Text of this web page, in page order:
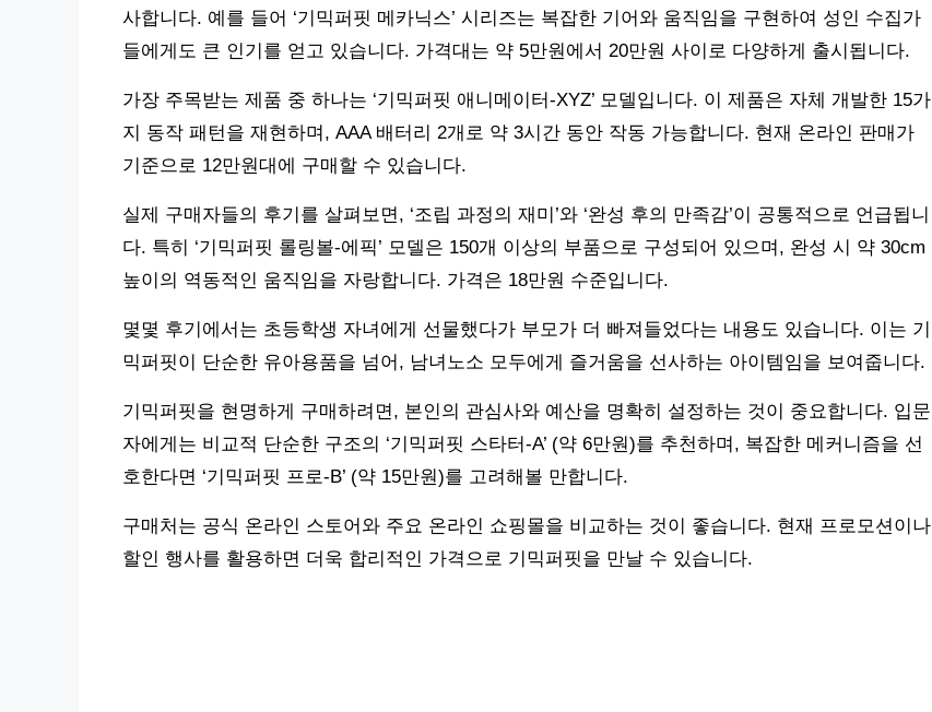
사합니다. 예를 들어 ‘기믹퍼핏 메카닉스’ 시리즈는 복잡한 기어와 움직임을 구현하여 성인 수집가
들에게도 큰 인기를 얻고 있습니다. 가격대는 약 5만원에서 20만원 사이로 다양하게 출시됩니다.
가장 주목받는 제품 중 하나는 ‘기믹퍼핏 애니메이터-XYZ’ 모델입니다. 이 제품은 자체 개발한 15가
지 동작 패턴을 재현하며, AAA 배터리 2개로 약 3시간 동안 작동 가능합니다. 현재 온라인 판매가
기준으로 12만원대에 구매할 수 있습니다.
실제 구매자들의 후기를 살펴보면, ‘조립 과정의 재미’와 ‘완성 후의 만족감’이 공통적으로 언급됩니
다. 특히 ‘기믹퍼핏 롤링볼-에픽’ 모델은 150개 이상의 부품으로 구성되어 있으며, 완성 시 약 30cm
높이의 역동적인 움직임을 자랑합니다. 가격은 18만원 수준입니다.
몇몇 후기에서는 초등학생 자녀에게 선물했다가 부모가 더 빠져들었다는 내용도 있습니다. 이는 기
믹퍼핏이 단순한 유아용품을 넘어, 남녀노소 모두에게 즐거움을 선사하는 아이템임을 보여줍니다.
기믹퍼핏을 현명하게 구매하려면, 본인의 관심사와 예산을 명확히 설정하는 것이 중요합니다. 입문
자에게는 비교적 단순한 구조의 ‘기믹퍼핏 스타터-A’ (약 6만원)를 추천하며, 복잡한 메커니즘을 선
호한다면 ‘기믹퍼핏 프로-B’ (약 15만원)를 고려해볼 만합니다.
구매처는 공식 온라인 스토어와 주요 온라인 쇼핑몰을 비교하는 것이 좋습니다. 현재 프로모션이나
할인 행사를 활용하면 더욱 합리적인 가격으로 기믹퍼핏을 만날 수 있습니다.